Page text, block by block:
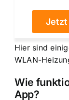
Jetzt
Hier sind
WLAN-
Wie
App?